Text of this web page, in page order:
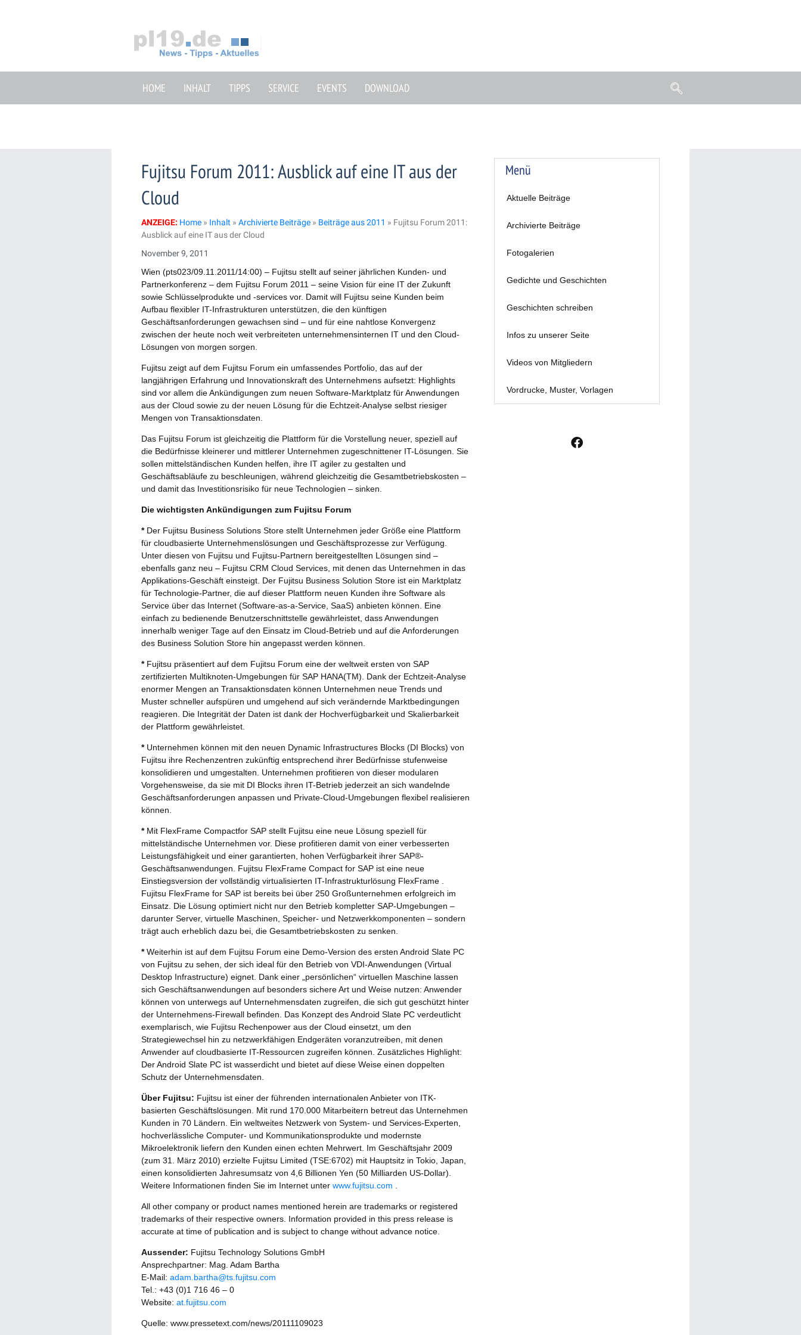
HOME INHALT TIPPS SERVICE EVENTS DOWNLOAD
Fujitsu Forum 2011: Ausblick auf eine IT aus der
Cloud
ANZEIGE: Home » Inhalt » Archivierte Beiträge » Beiträge aus 2011 » Fujitsu Forum 2011:
Ausblick auf eine IT aus der Cloud
November 9, 2011
Wien (pts023/09.11.2011/14:00) – Fujitsu stellt auf seiner jährlichen Kunden- und
Partnerkonferenz – dem Fujitsu Forum 2011 – seine Vision für eine IT der Zukunft
sowie Schlüsselprodukte und -services vor. Damit will Fujitsu seine Kunden beim
Aufbau flexibler IT-Infrastrukturen unterstützen, die den künftigen
Geschäftsanforderungen gewachsen sind – und für eine nahtlose Konvergenz
zwischen der heute noch weit verbreiteten unternehmensinternen IT und den Cloud-
Lösungen von morgen sorgen.
Fujitsu zeigt auf dem Fujitsu Forum ein umfassendes Portfolio, das auf der
langjährigen Erfahrung und Innovationskraft des Unternehmens aufsetzt: Highlights
sind vor allem die Ankündigungen zum neuen Software-Marktplatz für Anwendungen
aus der Cloud sowie zu der neuen Lösung für die Echtzeit-Analyse selbst riesiger
Mengen von Transaktionsdaten.
Das Fujitsu Forum ist gleichzeitig die Plattform für die Vorstellung neuer, speziell auf
die Bedürfnisse kleinerer und mittlerer Unternehmen zugeschnittener IT-Lösungen. Sie
sollen mittelständischen Kunden helfen, ihre IT agiler zu gestalten und
Geschäftsabläufe zu beschleunigen, während gleichzeitig die Gesamtbetriebskosten –
und damit das Investitionsrisiko für neue Technologien – sinken.
Die wichtigsten Ankündigungen zum Fujitsu Forum
*Der Fujitsu Business Solutions Store stellt Unternehmen jeder Größe eine Plattform
für cloudbasierte Unternehmenslösungen und Geschäftsprozesse zur Verfügung.
Unter diesen von Fujitsu und Fujitsu-Partnern bereitgestellten Lösungen sind –
ebenfalls ganz neu – Fujitsu CRM Cloud Services, mit denen das Unternehmen in das
Applikations-Geschäft einsteigt. Der Fujitsu Business Solution Store ist ein Marktplatz
für Technologie-Partner, die auf dieser Plattform neuen Kunden ihre Software als
Service über das Internet (Software-as-a-Service, SaaS) anbieten können. Eine
einfach zu bedienende Benutzerschnittstelle gewährleistet, dass Anwendungen
innerhalb weniger Tage auf den Einsatz im Cloud-Betrieb und auf die Anforderungen
des Business Solution Store hin angepasst werden können.
*Fujitsu präsentiert auf dem Fujitsu Forum eine der weltweit ersten von SAP
zertifizierten Multiknoten-Umgebungen für SAP HANA(TM). Dank der Echtzeit-Analyse
enormer Mengen an Transaktionsdaten können Unternehmen neue Trends und
Muster schneller aufspüren und umgehend auf sich verändernde Marktbedingungen
reagieren. Die Integrität der Daten ist dank der Hochverfügbarkeit und Skalierbarkeit
der Plattform gewährleistet.
*Unternehmen können mit den neuen Dynamic Infrastructures Blocks (DI Blocks) von
Fujitsu ihre Rechenzentren zukünftig entsprechend ihrer Bedürfnisse stufenweise
konsolidieren und umgestalten. Unternehmen profitieren von dieser modularen
Vorgehensweise, da sie mit DI Blocks ihren IT-Betrieb jederzeit an sich wandelnde
Geschäftsanforderungen anpassen und Private-Cloud-Umgebungen flexibel realisieren
können.
*Mit FlexFrame Compactfor SAP stellt Fujitsu eine neue Lösung speziell für
mittelständische Unternehmen vor. Diese profitieren damit von einer verbesserten
Leistungsfähigkeit und einer garantierten, hohen Verfügbarkeit ihrer SAP®-
Geschäftsanwendungen. Fujitsu FlexFrame Compact for SAP ist eine neue
Einstiegsversion der vollständig virtualisierten IT-Infrastrukturlösung FlexFrame .
Fujitsu FlexFrame for SAP ist bereits bei über 250 Großunternehmen erfolgreich im
Einsatz. Die Lösung optimiert nicht nur den Betrieb kompletter SAP-Umgebungen –
darunter Server, virtuelle Maschinen, Speicher- und Netzwerkkomponenten – sondern
trägt auch erheblich dazu bei, die Gesamtbetriebskosten zu senken.
*Weiterhin ist auf dem Fujitsu Forum eine Demo-Version des ersten Android Slate PC
von Fujitsu zu sehen, der sich ideal für den Betrieb von VDI-Anwendungen (Virtual
Desktop Infrastructure) eignet. Dank einer „persönlichen“ virtuellen Maschine lassen
sich Geschäftsanwendungen auf besonders sichere Art und Weise nutzen: Anwender
können von unterwegs auf Unternehmensdaten zugreifen, die sich gut geschützt hinter
der Unternehmens-Firewall befinden. Das Konzept des Android Slate PC verdeutlicht
exemplarisch, wie Fujitsu Rechenpower aus der Cloud einsetzt, um den
Strategiewechsel hin zu netzwerkfähigen Endgeräten voranzutreiben, mit denen
Anwender auf cloudbasierte IT-Ressourcen zugreifen können. Zusätzliches Highlight:
Der Android Slate PC ist wasserdicht und bietet auf diese Weise einen doppelten
Schutz der Unternehmensdaten.
Über Fujitsu: Fujitsu ist einer der führenden internationalen Anbieter von ITK-
basierten Geschäftslösungen. Mit rund 170.000 Mitarbeitern betreut das Unternehmen
Kunden in 70 Ländern. Ein weltweites Netzwerk von System- und Services-Experten,
hochverlässliche Computer- und Kommunikationsprodukte und modernste
Mikroelektronik liefern den Kunden einen echten Mehrwert. Im Geschäftsjahr 2009
(zum 31. März 2010) erzielte Fujitsu Limited (TSE:6702) mit Hauptsitz in Tokio, Japan,
einen konsolidierten Jahresumsatz von 4,6 Billionen Yen (50 Milliarden US-Dollar).
Weitere Informationen finden Sie im Internet unter www.fujitsu.com
All other company or product names mentioned herein are trademarks or registered
trademarks of their respective owners. Information provided in this press release is
accurate at time of publication and is subject to change without advance notice.
Aussender: Fujitsu Technology Solutions GmbH
Ansprechpartner: Mag. Adam Bartha
E-Mail: adam.bartha@ts.fujitsu.com
Tel.: +43 (0)1 716 46 – 0
Website: at.fujitsu.com
Quelle: www.pressetext.com/news/20111109023
Menü
Aktuelle Beiträge
Archivierte Beiträge
Fotogalerien
Gedichte und Geschichten
Geschichten schreiben
Infos zu unserer Seite
Videos von Mitgliedern
Vordrucke, Muster, Vorlagen
F
a